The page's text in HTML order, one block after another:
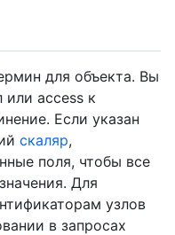
для объекта. Вы
access к
Если указан
скаляр,
поля, чтобы все
Для
узлов
в запросах